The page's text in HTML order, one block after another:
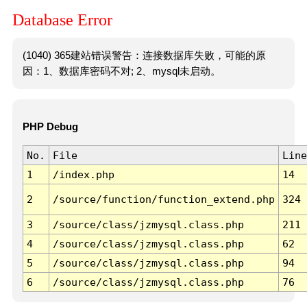
Database Error
(1040) 365建站错误警告：连接数据库失败，可能的原
因：1、数据库密码不对; 2、mysql未启动。
PHP Debug
No. File
Line
1
/index.php 14
2 /source/function/function_extend.php 324
3 /source/class/jzmysql.class.php
211
4
/source/class/jzmysql.class.php
62
5
/source/class/jzmysql.class.php
94
6
/source/class/jzmysql.class.php 76